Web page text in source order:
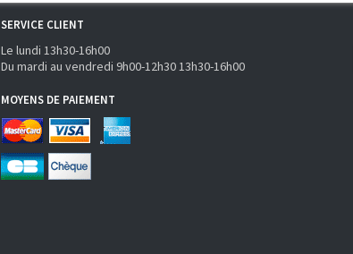
SERVICE CLIENT
Le lundi 13h30-16h00
Du mardi au vendredi 9h00-12h30 13h30-16h00
MOYENS DE PAIEMENT